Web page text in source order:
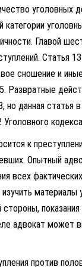
уголовных
Главой
Статья
сношение и
Развратные
но данная
к
Опытный
всех
материалы
адвокат может
против